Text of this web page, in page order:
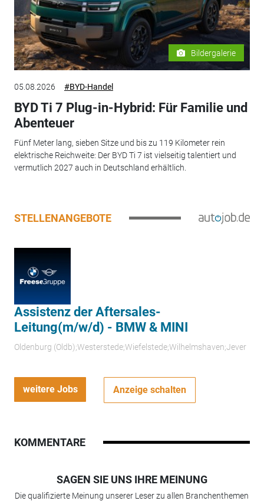
Bildergalerie
05.08.2026 #BYD-Handel
BYD Ti 7 Plug-in-Hybrid: Für Familie und
Abenteuer
Fünf Meter lang, sieben Sitze und bis zu 119 Kilometer rein
elektrische Reichweite: Der BYD Ti 7 ist vielseitig talentiert und
vermutlich 2027 auch in Deutschland erhältlich.
STELLENANGEBOTE
Assistenz der Aftersales-
Leitung(m/w/d) - BMW & MINI
Oldenburg (Oldb);Westerstede;Wiefelstede;Wilhelmshaven;Jever
weitere Jobs Anzeige schalten
KOMMENTARE
SAGEN SIE UNS IHRE MEINUNG
Die qualifizierte Meinung unserer Leser zu allen Branchenthemen